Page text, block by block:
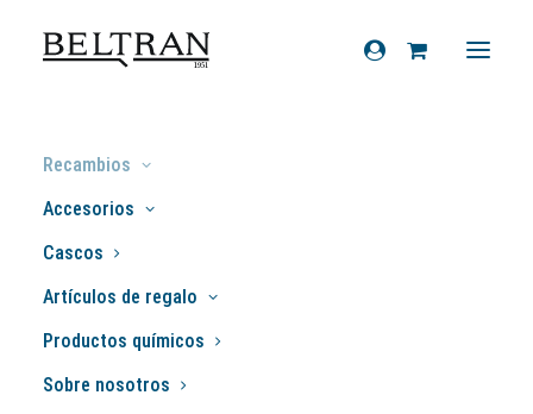
Recambios
Accesorios
Cascos
Artículos de regalo
Productos químicos
Sobre nosotros
Inicio»Recambios
laterales Vespa PKS XL